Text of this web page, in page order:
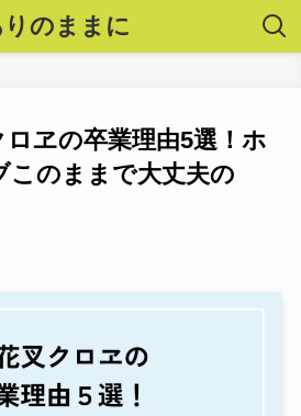
のままに
ロヱの卒業理由5選！ホ
このままで大丈夫の